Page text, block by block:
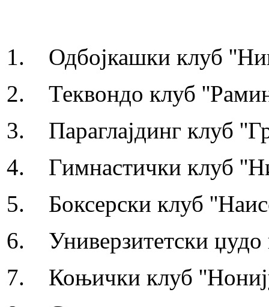
1. Одбојкашки клуб
2. Теквондо клуб
3. Параглајдинг клуб
4. Гимнастички клуб
5. Боксерски клуб
6. Универзитетски џудо
7. Коњички клуб